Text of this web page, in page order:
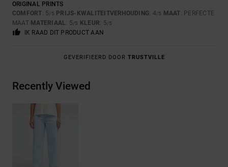
ORIGINAL PRINTS
COMFORT: 5/5 PRIJS-KWALITEITVERHOUDING: 4/5 MAAT: PERFECTE
MAAT MATERIAAL: 5/5 KLEUR: 5/5
IK RAAD DIT PRODUCT AAN
GEVERIFIEERD DOOR TRUSTVILLE
Recently Viewed